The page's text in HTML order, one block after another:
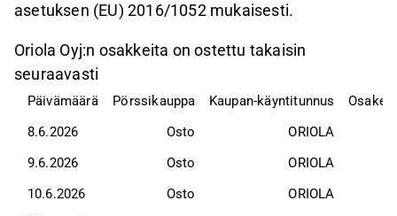
asetuksen (EU) 2016/1052 mukaisesti.
Oriola Oyj:n osakkeita on ostettu takaisin
seuraavasti
Päivämäärä Pörssikauppa Kaupan-käyntitunnus
8.6.2026
Osto
ORIOLA
9.6.2026
Osto
ORIOLA
10.6.2026
Osto
ORIOLA